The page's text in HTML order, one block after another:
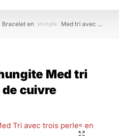
Bracelet en shungite Med tri avec 3 perles en cuivre
Med tri
cuivre